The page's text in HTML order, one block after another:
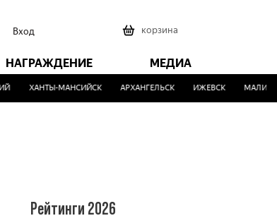
Вход корзина
НАГРАЖДЕНИЕ МЕДИА
ХАНТЫ-МАНСИЙСК АРХАНГЕЛЬСК ИЖЕВСК
Рейтинги 2026